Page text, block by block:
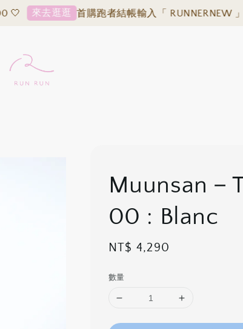
來去逛逛 首購跑者結帳輸入「 RUNNERNEW 」 現
Muunsan－
00 : Blanc
Regular
NT$ 4,290
數量